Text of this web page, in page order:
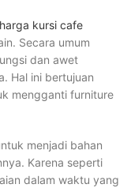
harga kursi cafe
Secara umum
dan awet
Hal ini bertujuan
mengganti furniture
menjadi bahan
Karena seperti
dalam waktu yang